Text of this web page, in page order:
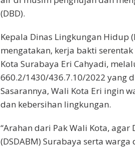
(DBD).
Kepala Dinas Lingkungan Hidup
mengatakan, kerja bakti
Kota Surabaya Eri Cahyadi,
660.2/1430/436.7.10/2022 yang
Sasarannya, Wali Kota Eri ingin
dan kebersihan lingkungan.
“Arahan dari Pak Wali Kota,
(DSDABM) Surabaya serta